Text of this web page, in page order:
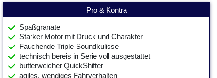
Pro & Kontra
Spaßgranate
Starker Motor mit Druck und Charakter
Fauchende Triple-Soundkulisse
technisch bereis in Serie voll ausgestattet
butterweicher QuickShifter
agiles, wendiges Fahrverhalten